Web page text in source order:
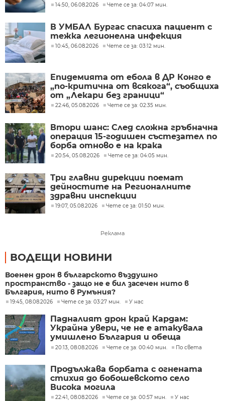
14:50, 06.08.2026 Чете се за: 04:07 мин.
В УМБАЛ Бургас спасиха пациент с
тежка легионелна инфекция
10:45, 06.08.2026 Чете се за: 03:12 мин.
Епидемията от ебола в ДР Конго е
„по-критична от всякога“, съобщиха
от „Лекари без граници“
22:46, 05.08.2026 Чете се за: 02:35 мин.
Втори шанс: След сложна гръбначна
операция 15-годишен състезател по
борба отново е на крака
20:54, 05.08.2026 Чете се за: 04:05 мин.
Три главни дирекции поемат
дейностите на Регионалните
здравни инспекции
19:07, 05.08.2026 Чете се за: 01:50 мин.
Реклама
ВОДЕЩИ НОВИНИ
Военен дрон в българското въздушно
пространство - защо не е бил засечен нито в
България, нито в Румъния?
19:45, 08.08.2026 Чете се за: 03:27 мин. У нас
Падналият дрон край Кардам:
Украйна увери, че не е атакувала
умишлено България и обеща
разследване
20:13, 08.08.2026 Чете се за: 00:40 мин. По света
Продължава борбата с огнената
стихия до бобошевското село
Висока могила
22:41, 08.08.2026 Чете се за: 00:57 мин. У нас